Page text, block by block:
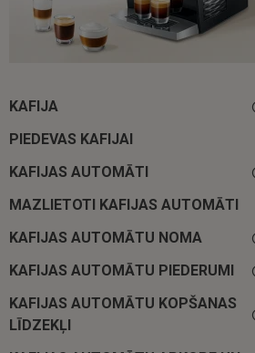
KAFIJA
PIEDEVAS KAFIJAI
KAFIJAS AUTOMĀTI
MAZLIETOTI KAFIJAS AUTOMĀTI
KAFIJAS AUTOMĀTU NOMA
KAFIJAS AUTOMĀTU PIEDERUMI
KAFIJAS AUTOMĀTU KOPŠANAS
LĪDZEKĻI